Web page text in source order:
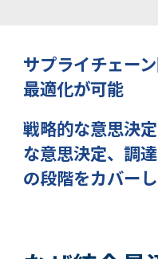
サプライチェー
最適化が可能
戦略的な意思決
な意思決定、調
の段階をカバー